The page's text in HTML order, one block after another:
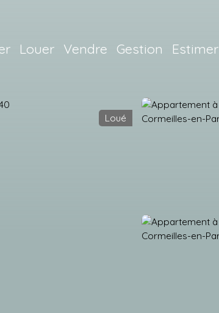
Louer Vendre Gestion Estimer
Loué